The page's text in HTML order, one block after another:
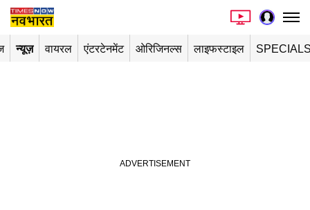
न्यूज़ वायरल एंटरटेनमेंट ओरिजिनल्स लाइफस्टाइल